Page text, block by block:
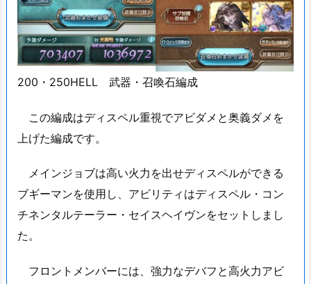
200・250HELL 武器・召喚石編成
この編成はディスペル重視でアビダメと奥義ダメを
上げた編成です。
メインジョブは高い火力を出せディスペルができる
ブギーマンを使用し、アビリティはディスペル・コン
チネンタルテーラー・セイスヘイヴンをセットしまし
た。
フロントメンバーには、強力なデバフと高火力アビ